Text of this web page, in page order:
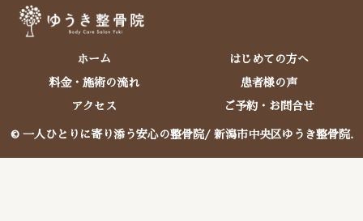
ホーム はじめての方へ
料金・施術の流れ 患者様の声
アクセス ご予約・お問合せ
© 一人ひとりに寄り添う安心の整骨院/ 新潟市中央区ゆうき整骨院.